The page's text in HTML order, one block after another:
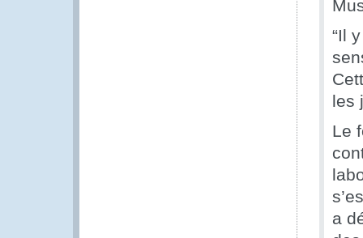
“Il
les
Le
a